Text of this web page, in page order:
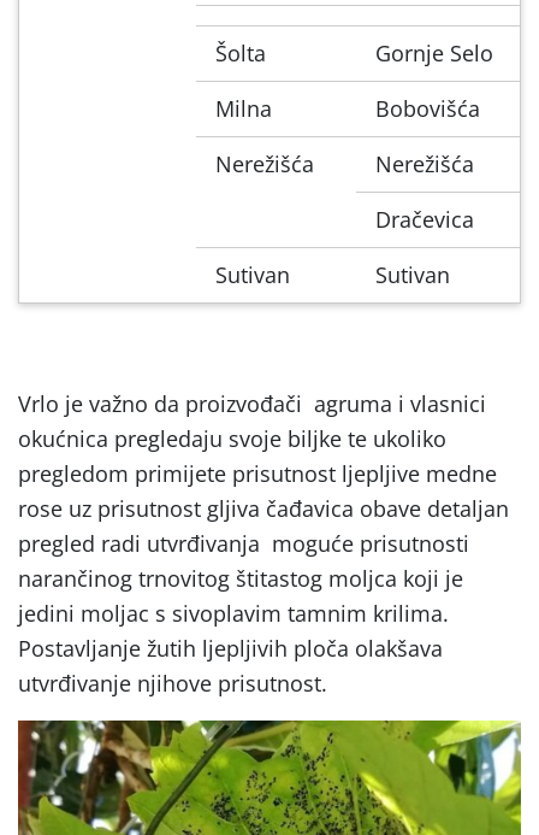
Šolta
Gornje Selo
Milna
Bobovišća
Nerežišća
Nerežišća
Dračevica
Sutivan
Sutivan
Vrlo je važno da proizvođači agruma i vlasnici
okućnica pregledaju svoje biljke te ukoliko
pregledom primijete prisutnost ljepljive medne
rose uz prisutnost gljiva čađavica obave detaljan
pregled radi utvrđivanja moguće prisutnosti
narančinog trnovitog štitastog moljca koji je
jedini moljac s sivoplavim tamnim krilima.
Postavljanje žutih ljepljivih ploča olakšava
utvrđivanje njihove prisutnost.